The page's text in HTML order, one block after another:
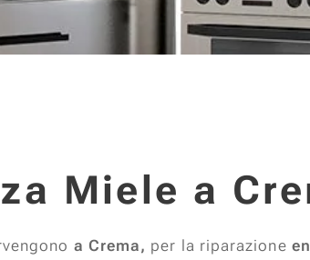
Miele a
a Crema, per la riparazione